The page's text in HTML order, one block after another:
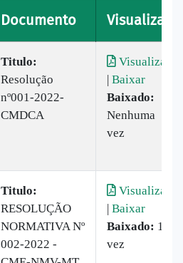
Documento Visualizar
Titulo:
Resolução
nº001-2022-
CMDCA
Visualizar
| Baixar
Baixado:
Nenhuma
vez
Titulo:
RESOLUÇÃO
NORMATIVA Nº
002-2022 -
Visualizar
| Baixar
Baixado: 1
vez